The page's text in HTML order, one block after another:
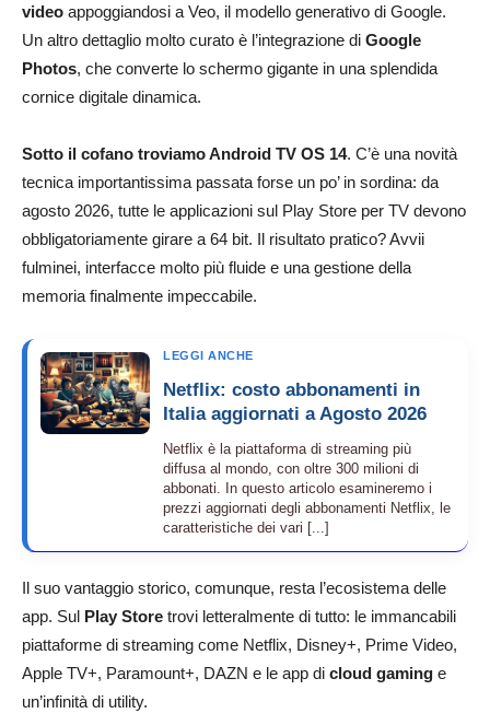
video appoggiandosi a Veo, il modello generativo di Google.
Un altro dettaglio molto curato è l’integrazione di Google
Photos, che converte lo schermo gigante in una splendida
cornice digitale dinamica.
Sotto il cofano troviamo Android TV OS 14. C’è una novità
tecnica importantissima passata forse un po’ in sordina: da
agosto 2026, tutte le applicazioni sul Play Store per TV devono
obbligatoriamente girare a 64 bit. Il risultato pratico? Avvii
fulminei, interfacce molto più fluide e una gestione della
memoria finalmente impeccabile.
LEGGI ANCHE
Netflix: costo abbonamenti in
Italia aggiornati a Agosto 2026
Netflix è la piattaforma di streaming più
diffusa al mondo, con oltre 300 milioni di
abbonati. In questo articolo esamineremo i
prezzi aggiornati degli abbonamenti Netflix, le
caratteristiche dei vari [...]
Il suo vantaggio storico, comunque, resta l’ecosistema delle
app. Sul Play Store trovi letteralmente di tutto: le immancabili
piattaforme di streaming come Netflix, Disney+, Prime Video,
Apple TV+, Paramount+, DAZN e le app di cloud gaming e
un’infinità di utility.